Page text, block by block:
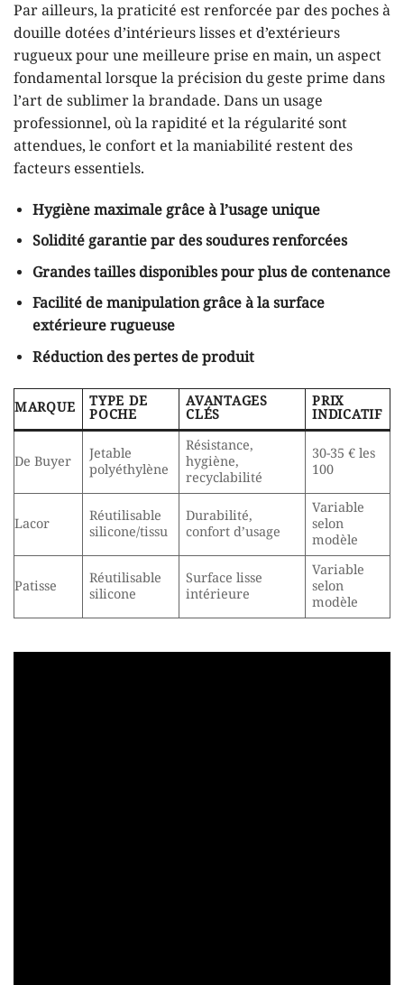
Par ailleurs, la praticité est renforcée par des poches à
douille dotées d’intérieurs lisses et d’extérieurs
rugueux pour une meilleure prise en main, un aspect
fondamental lorsque la précision du geste prime dans
l’art de sublimer la brandade. Dans un usage
professionnel, où la rapidité et la régularité sont
attendues, le confort et la maniabilité restent des
facteurs essentiels.
Hygiène maximale grâce à l’usage unique
Solidité garantie par des soudures renforcées
Grandes tailles disponibles pour plus de contenance
Facilité de manipulation grâce à la surface
extérieure rugueuse
Réduction des pertes de produit
MARQUE
TYPE DE
POCHE
AVANTAGES
CLÉS
PRIX
INDICATIF
De Buyer
Jetable
polyéthylène
Résistance,
hygiène,
recyclabilité
30-35 € les
100
Lacor
Réutilisable
silicone/tissu
Durabilité,
confort d’usage
Variable
selon
modèle
Patisse
Réutilisable
silicone
Surface lisse
intérieure
Variable
selon
modèle